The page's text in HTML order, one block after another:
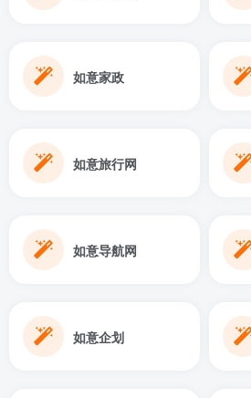
如意家政
如意旅行网
如意导航网
如意企划